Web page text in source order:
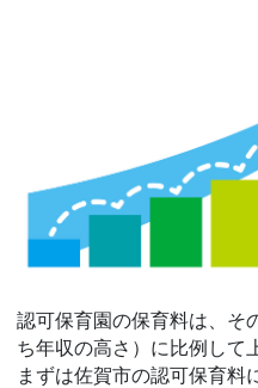
認可保育園の保育料は、そ
ち年収の高さ）に比例して
まずは佐賀市の認可保育料